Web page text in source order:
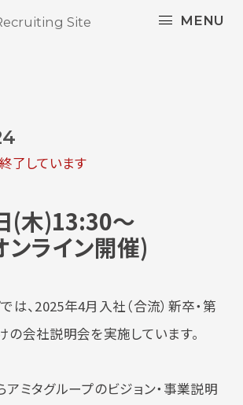
Site MENU
(木)13:30～
ライン開催)
了しています
は、2025年4月入社（合流）新卒・第
会社説明会を実施しています。
ミタグループのビジョン・事業説明